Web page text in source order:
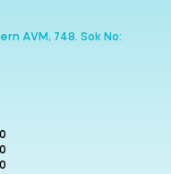
AVM, 748. Sok No: